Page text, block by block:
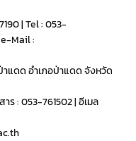
| Tel : 053-
e-Mail :
าแดด อำเภอป่าแดด จังหวัด
าร : 053-761502 | อีเมล